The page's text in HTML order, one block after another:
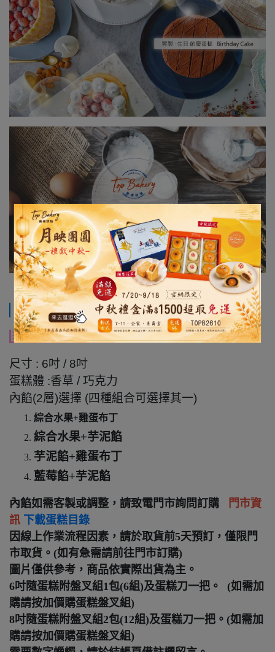
規格說明
目錄特定款 編號(C)
尺寸 : 6吋 / 8吋
蛋糕體 :香草 / 巧克力
內餡(2層)選擇 (四種組合可選擇其一)
綜合水果+雞蛋布丁
綜合水果+芋泥餡
芋泥餡+雞蛋布丁
藍莓餡+芋泥餡
內餡如需客製或調整，請致電門市詢問訂購
門市資
訊 下載蛋糕目錄
因線上作業流程因素，請於取貨前5天預訂，僅限門
市取貨。(如有急需請前往門市訂購)
圖片僅供參考，商品依實際出貨為主。
6吋隨蛋糕附盤叉組1包(6組)及蛋糕刀一把。 (如需加
購請按加價購蛋糕盤叉組)
8吋隨蛋糕附盤叉組2包(12組)及蛋糕刀一把。 (如需加
購請按加價購蛋糕盤叉組)